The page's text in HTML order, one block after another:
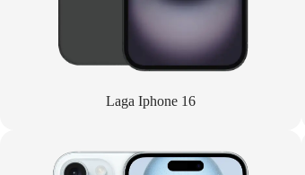
Laga Iphone 16